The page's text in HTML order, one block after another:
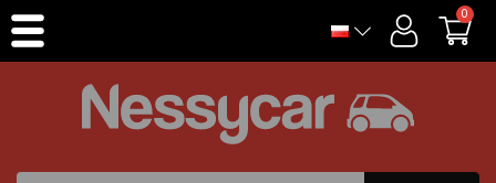
0
Panel zarządzania plikami cookies